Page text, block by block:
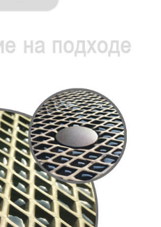
Light Company Мини-ромб
листовой
ромб"